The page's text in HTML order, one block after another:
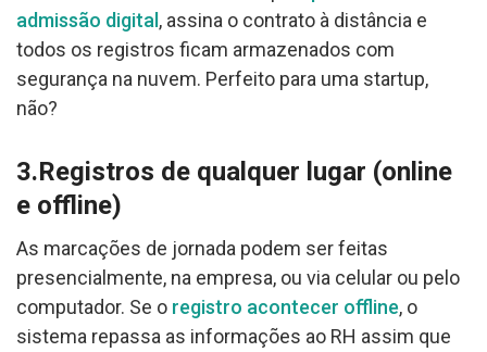
admissão digital, assina o contrato à distância e
todos os registros ficam armazenados com
segurança na nuvem. Perfeito para uma startup,
não?
3.Registros de qualquer lugar (online
e offline)
As marcações de jornada podem ser feitas
presencialmente, na empresa, ou via celular ou pelo
computador. Se o registro acontecer offline, o
sistema repassa as informações ao RH assim que